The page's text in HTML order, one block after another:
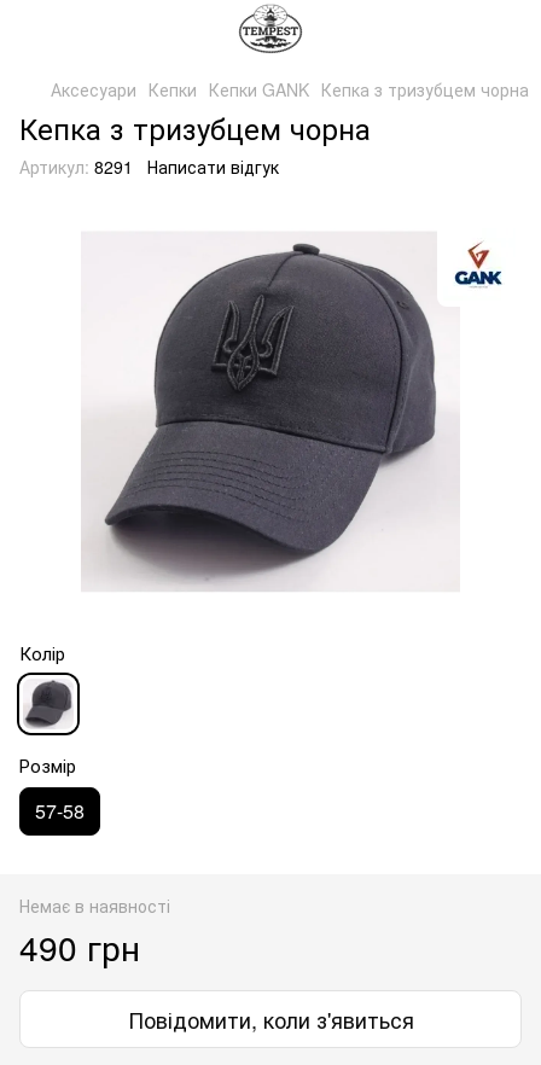
Аксесуари Кепки Кепки GANK Кепка з тризубцем чорна
Кепка з тризубцем чорна
Артикул: 8291 Написати відгук
Колір
Розмір
57-58
Немає в наявності
490 грн
Повідомити, коли з'явиться